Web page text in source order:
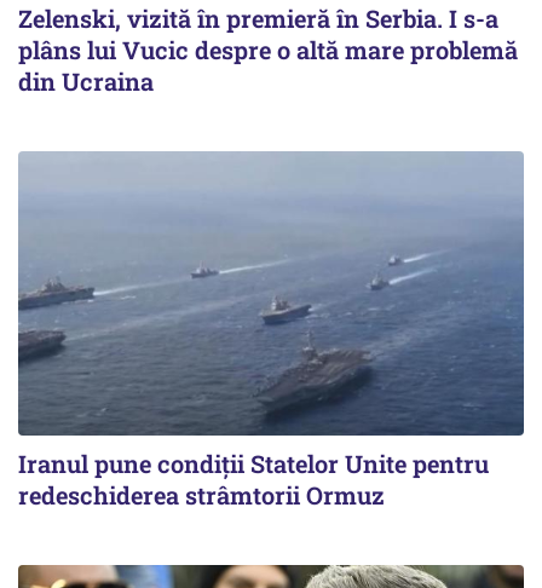
Zelenski, vizită în premieră în Serbia. I s-a
plâns lui Vucic despre o altă mare problemă
din Ucraina
Iranul pune condiții Statelor Unite pentru
redeschiderea strâmtorii Ormuz